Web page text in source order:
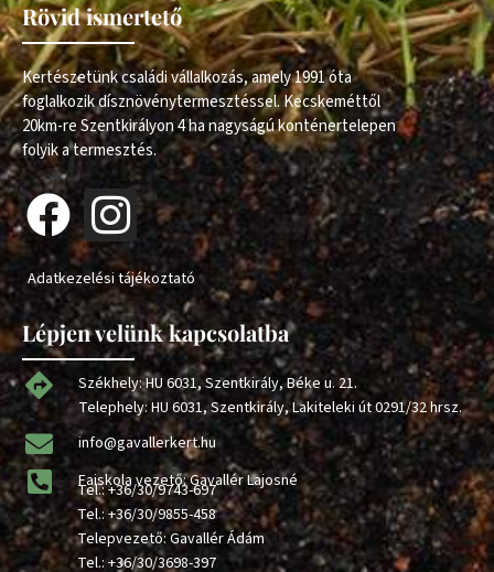
Rövid ismertető
Kertészetünk családi vállalkozás, amely 1991 óta
foglalkozik dísznövénytermesztéssel. Kecskeméttől
20km-re Szentkirályon 4 ha nagyságú konténertelepen
folyik a termesztés.
Adatkezelési tájékoztató
Lépjen velünk kapcsolatba
Székhely: HU 6031, Szentkirály, Béke u. 21.
Telephely: HU 6031, Szentkirály, Lakiteleki út 0291/32 hrsz.
info@gavallerkert.hu
Faiskola vezető: Gavallér Lajosné
Tel.:+36/30/9743-697
Tel.:+36/30/9855-458
Telepvezető: Gavallér Ádám
Tel.:+36/30/3698-397